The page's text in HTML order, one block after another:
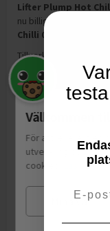
Lifter Plump Hot
nu billigast hos
Chilli 006
Tillverkning:
Välkommen
För att leverera en
utveckling och ha
cookies.
Läs mer
Mina val